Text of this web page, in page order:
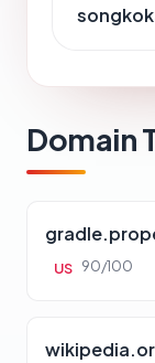
Domain
US 90/100